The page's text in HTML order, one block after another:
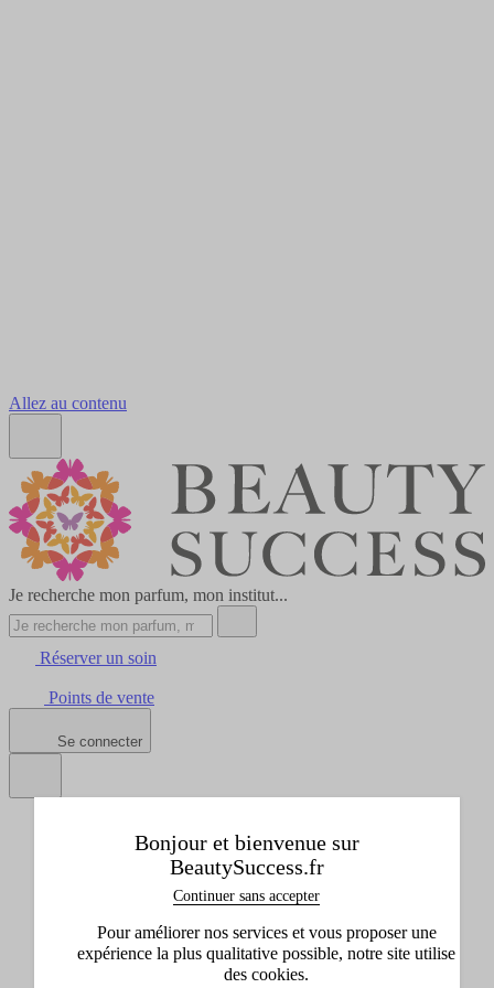
Allez au contenu
Je recherche mon parfum, mon institut...
Réserver un soin
Points de vente
Se connecter
Afficher le sous-menu de Tous les produits
Afficher le sous-menu de Idées cadeaux
Afficher le sous-menu de Marques
Promos
Afficher le sous-menu de Promos
Bonjour et bienvenue sur
BeautySuccess.fr
Continuer sans accepter
Pour améliorer nos services et vous proposer une
expérience la plus qualitative possible, notre site utilise
des cookies.